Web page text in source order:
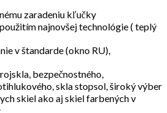
zaradeniu kľučky
najnovšej technológie ( teplý
v štandarde (okno RU),
bezpečnostného,
skla stopsol, široký výber
skiel ako aj skiel farbených v